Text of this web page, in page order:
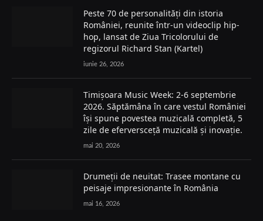
Peste 70 de personalități din istoria
României, reunite într-un videoclip hip-
hop, lansat de Ziua Tricolorului de
regizorul Richard Stan (Kartel)
iunie 26, 2026
Timișoara Music Week: 2-6 septembrie
2026. Săptămâna în care vestul României
își spune povestea muzicală completă, 5
zile de eferversceță muzicală și inovație.
mai 20, 2026
Drumeții de neuitat: Trasee montane cu
peisaje impresionante în România
mai 16, 2026